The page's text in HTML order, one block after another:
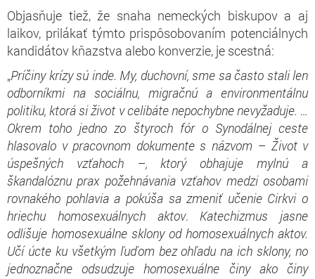
Objasňuje tiež, že snaha nemeckých biskupov a aj
laikov, prilákať týmto prispôsobovaním potenciálnych
kandidátov kňazstva alebo konverzie, je scestná:
„Príčiny krízy sú inde. My, duchovní, sme sa často stali len
odborníkmi na sociálnu, migračnú a environmentálnu
politiku, ktorá si život v celibáte nepochybne nevyžaduje. …
Okrem toho jedno zo štyroch fór o Synodálnej ceste
hlasovalo v pracovnom dokumente s názvom – Život v
úspešných vzťahoch –, ktorý obhajuje mylnú a
škandalóznu prax požehnávania vzťahov medzi osobami
rovnakého pohlavia a pokúša sa zmeniť učenie Cirkvi o
hriechu homosexuálnych aktov.Katechizmus jasne
odlišuje homosexuálne sklony od homosexuálnych aktov.
Učí úcte ku všetkým ľuďom bez ohľadu na ich sklony, no
jednoznačne odsudzuje homosexuálne činy ako činy